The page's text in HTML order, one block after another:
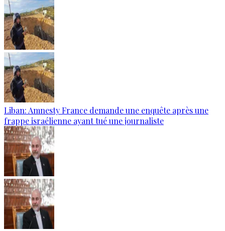
Liban: Amnesty France demande une enquête après une
frappe israélienne ayant tué une journaliste